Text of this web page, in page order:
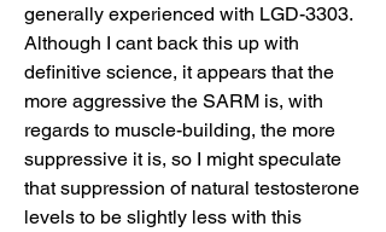
generally experienced with LGD-3303.
Although I cant back this up with
definitive science, it appears that the
more aggressive the SARM is, with
regards to muscle-building, the more
suppressive it is, so I might speculate
that suppression of natural testosterone
levels to be slightly less with this